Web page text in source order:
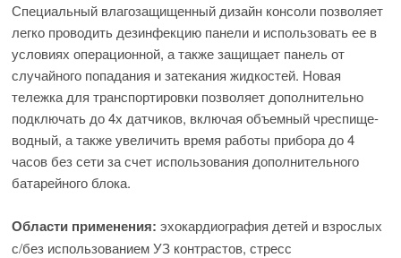
Специальный влагозащищенный дизайн консоли позволяет
легко проводить дезинфекцию панели и использовать ее в
условиях операционной, а также защищает панель от
случайного попадания и затекания жидкостей. Новая
тележка для транспортировки позволяет дополнительно
подключать до 4­х датчиков, включая объемный чреспище-
водный, а также увеличить время работы прибора до 4
часов без сети за счет использования дополнительного
батарейного блока.
Области применения:эхокардиография детей и взрослых
с/без использованием УЗ контрастов, стресс